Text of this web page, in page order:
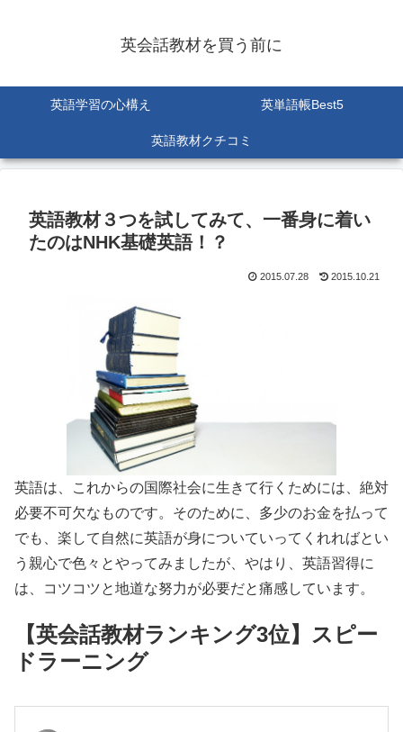
英会話教材を買う前に
英語学習の心構え 英単語帳Best5
英語教材クチコミ
英語教材３つを試してみて、一番身に着い
たのはNHK基礎英語！？
2015.07.28 2015.10.21
英語は、これからの国際社会に生きて行くためには、絶対
必要不可欠なものです。そのために、多少のお金を払って
でも、楽して自然に英語が身についていってくれればとい
う親心で色々とやってみましたが、やはり、英語習得に
は、コツコツと地道な努力が必要だと痛感しています。
【英会話教材ランキング3位】スピー
ドラーニング